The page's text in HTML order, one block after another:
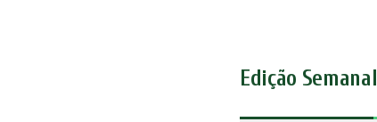
Edição Semanal